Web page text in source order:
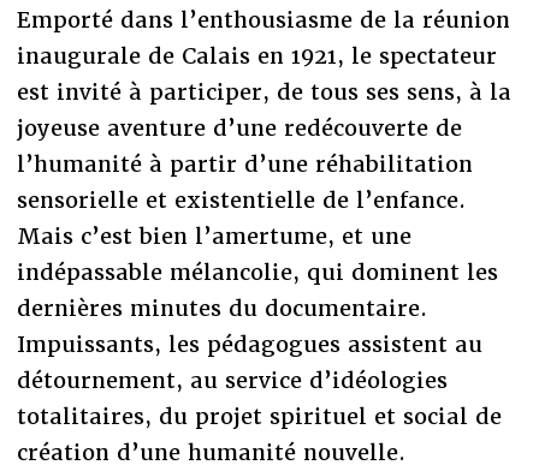
Emporté dans l’enthousiasme de la réunion
inaugurale de Calais en 1921, le spectateur
est invité à participer, de tous ses sens, à la
joyeuse aventure d’une redécouverte de
l’humanité à partir d’une réhabilitation
sensorielle et existentielle de l’enfance.
Mais c’est bien l’amertume, et une
indépassable mélancolie, qui dominent les
dernières minutes du documentaire.
Impuissants, les pédagogues assistent au
détournement, au service d’idéologies
totalitaires, du projet spirituel et social de
création d’une humanité nouvelle.